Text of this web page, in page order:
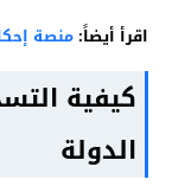
اقرأ أيضاً: منصة
كيفية
الدولة